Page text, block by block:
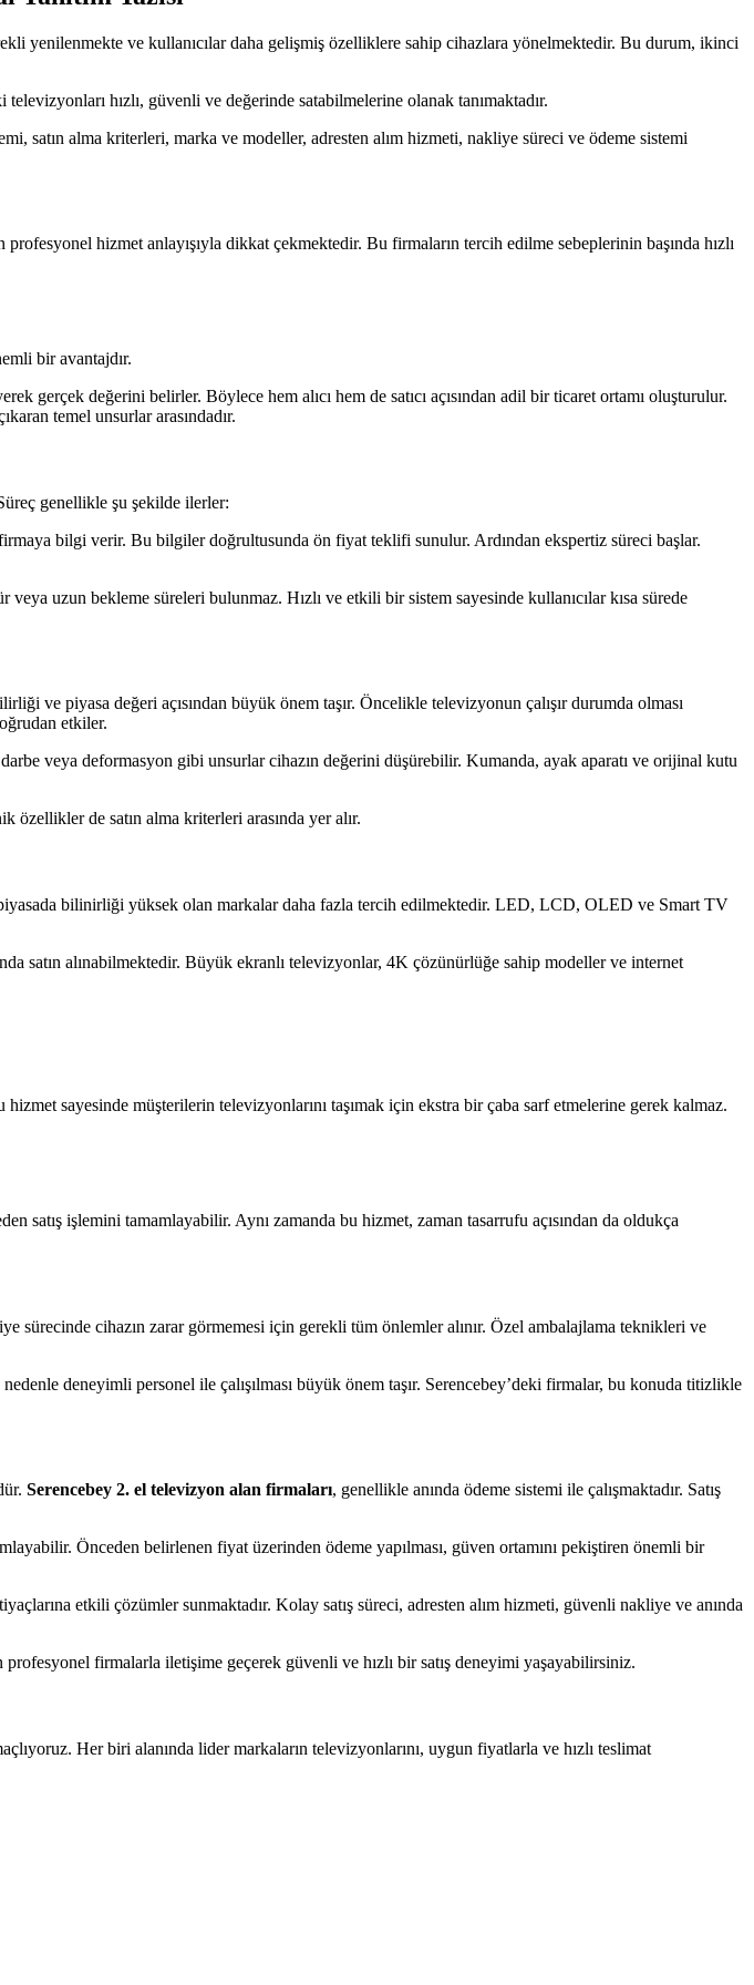
yenilenmekte ve kullanıcılar daha gelişmiş özelliklere sahip cihazlara yönelmektedir. Bu durum, ikinci
televizyonları hızlı, güvenli ve değerinde satabilmelerine olanak tanımaktadır.
satın alma kriterleri, marka ve modeller, adresten alım hizmeti, nakliye süreci ve ödeme sistemi
hizmet anlayışıyla dikkat çekmektedir. Bu firmaların tercih edilme sebeplerinin başında hızlı
bir avantajdır.
değerini belirler. Böylece hem alıcı hem de satıcı açısından adil bir ticaret ortamı oluşturulur.
temel unsurlar arasındadır.
genellikle şu şekilde ilerler:
bilgi verir. Bu bilgiler doğrultusunda ön fiyat teklifi sunulur. Ardından ekspertiz süreci başlar.
uzun bekleme süreleri bulunmaz. Hızlı ve etkili bir sistem sayesinde kullanıcılar kısa sürede
ve piyasa değeri açısından büyük önem taşır. Öncelikle televizyonun çalışır durumda olması
etkiler.
veya deformasyon gibi unsurlar cihazın değerini düşürebilir. Kumanda, ayak aparatı ve orijinal kutu
de satın alma kriterleri arasında yer alır.
bilinirliği yüksek olan markalar daha fazla tercih edilmektedir. LED, LCD, OLED ve Smart TV
satın alınabilmektedir. Büyük ekranlı televizyonlar, 4K çözünürlüğe sahip modeller ve internet
sayesinde müşterilerin televizyonlarını taşımak için ekstra bir çaba sarf etmelerine gerek kalmaz.
işlemini tamamlayabilir. Aynı zamanda bu hizmet, zaman tasarrufu açısından da oldukça
sürecinde cihazın zarar görmemesi için gerekli tüm önlemler alınır. Özel ambalajlama teknikleri ve
deneyimli personel ile çalışılması büyük önem taşır. Serencebey’deki firmalar, bu konuda titizlikle
Serencebey 2. el televizyon alan firmaları, genellikle anında ödeme sistemi ile çalışmaktadır. Satış
Önceden belirlenen fiyat üzerinden ödeme yapılması, güven ortamını pekiştiren önemli bir
etkili çözümler sunmaktadır. Kolay satış süreci, adresten alım hizmeti, güvenli nakliye ve anında
firmalarla iletişime geçerek güvenli ve hızlı bir satış deneyimi yaşayabilirsiniz.
Her biri alanında lider markaların televizyonlarını, uygun fiyatlarla ve hızlı teslimat